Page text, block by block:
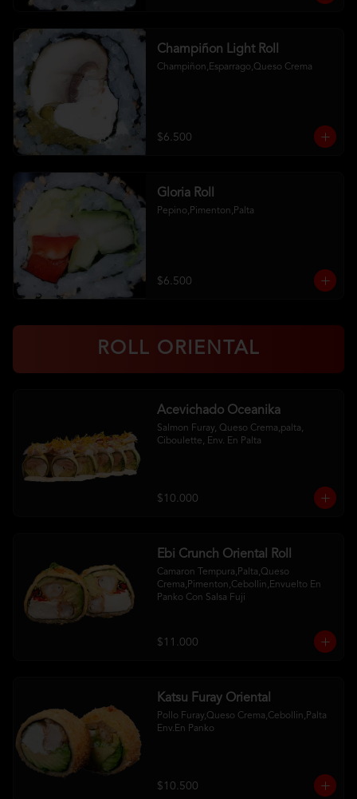
Champiñon Light Roll
Champiñon,Esparrago,Queso Crema
$6.500
Gloria Roll
Pepino,Pimenton,Palta
$6.500
ROLL ORIENTAL
Acevichado Oceanika
Salmon Furay, Queso Crema,palta,
Ciboulette, Env. En Palta
$10.000
Ebi Crunch Oriental Roll
Camaron Tempura,Palta,Queso
Crema,Pimenton,Cebollin,Envuelto En
Panko Con Salsa Fuji
$11.000
Katsu Furay Oriental
Pollo Furay,Queso Crema,Cebollin,Palta
Env.En Panko
$10.500